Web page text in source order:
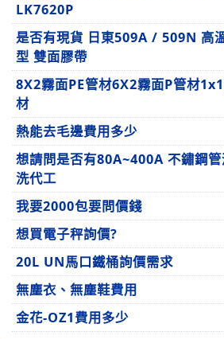
LK7620P
是否有現貨 日東509A / 509N 高
型 雙面膠帶
8X2霧面PE管材6X2霧面P管材
材
熱能去毛邊費用多少
想請問是否有80A~400A 不鏽鋼
洗代工
我要2000包要問價錢
想買電子秤詢價?
20L UN馬口鐵桶詢價需求
無塵衣、無塵鞋費用
金花-OZ1費用多少